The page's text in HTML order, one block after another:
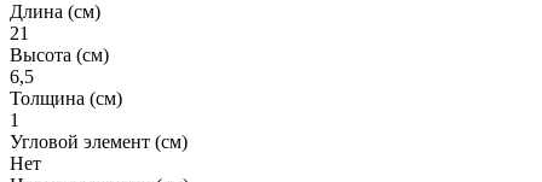
Длина (см)
21
Высота (см)
6,5
Толщина (см)
1
Угловой элемент (см)
Нет